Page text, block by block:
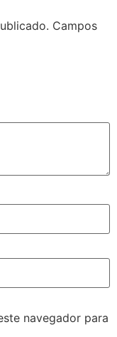
Campos
navegador para